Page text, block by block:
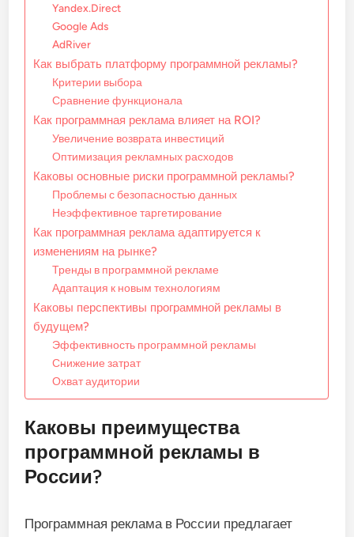
Yandex.Direct
Google Ads
AdRiver
Как выбрать платформу программной рекламы?
Критерии выбора
Сравнение функционала
Как программная реклама влияет на ROI?
Увеличение возврата инвестиций
Оптимизация рекламных расходов
Каковы основные риски программной рекламы?
Проблемы с безопасностью данных
Неэффективное таргетирование
Как программная реклама адаптируется к
изменениям на рынке?
Тренды в программной рекламе
Адаптация к новым технологиям
Каковы перспективы программной рекламы в
будущем?
Эффективность программной рекламы
Снижение затрат
Охват аудитории
Каковы преимущества
программной рекламы в
России?
Программная реклама в России предлагает